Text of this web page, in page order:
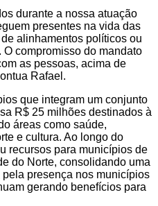
durante a nossa atuação
presentes na vida das
alinhamentos políticos ou
compromisso do mandato
as pessoas, acima de
Rafael.
que integram um conjunto
R$ 25 milhões destinados à
áreas como saúde,
e cultura. Ao longo do
recursos para municípios de
do Norte, consolidando uma
presença nos municípios
gerando benefícios para